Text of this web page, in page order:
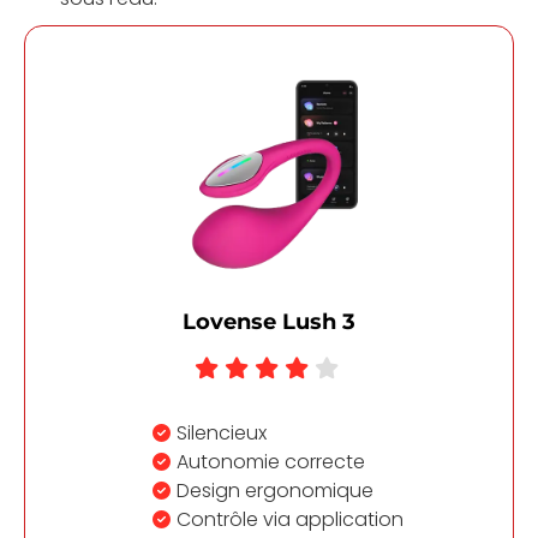
Lovense Lush 3
Silencieux
Autonomie correcte
Design ergonomique
Contrôle via application